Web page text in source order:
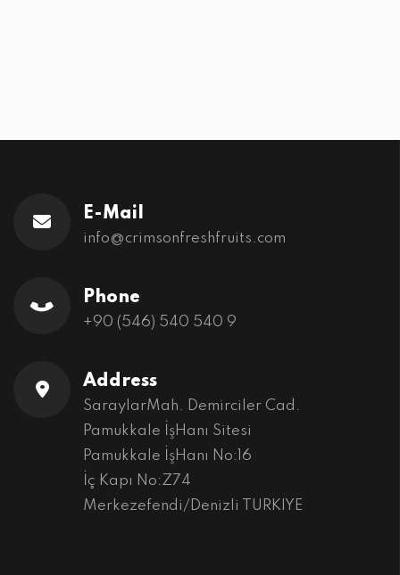
E-Mail
info@crimsonfreshfruits.com
Phone
+90 (546) 540 540 9
Address
SaraylarMah. Demirciler Cad.
Pamukkale İşHanı Sitesi
Pamukkale İşHanı No:16
İç Kapı No:Z74
Merkezefendi/Denizli TURKIYE